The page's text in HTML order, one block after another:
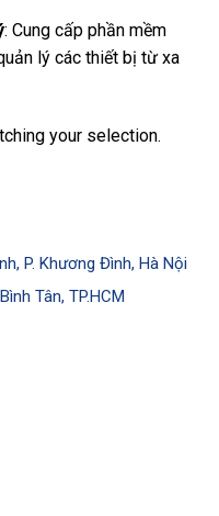
: Cung cấp phần mềm
lý các thiết bị từ xa
your selection.
P. Khương Đình, Hà Nội
Tân, TP.HCM